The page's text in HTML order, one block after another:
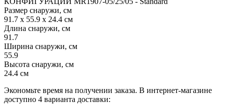
Размер снаружи, см
91.7 x 55.9 x 24.4 см
Длина снаружи, см
91.7
Ширина снаружи, см
55.9
Высота снаружи, см
24.4 см
Экономьте время на получении заказа. В интернет-магазине
доступно 4 варианта доставки: